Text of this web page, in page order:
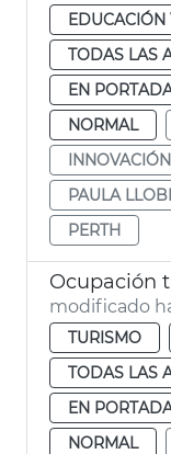
EDUCACIÓN
TODAS LAS
EN
NORMAL
INNOVACIÓN
PAULA
PERTH
modificado
TURISMO
TODAS LAS
EN
NORMAL